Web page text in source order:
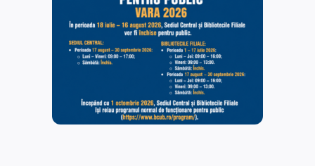
Organizator
Agence Universitaire de la Francophonie / Biblioteca
Centrală Universitară ”Carol I” / Grupul Ambasadelor,
Delegațiilor și Instituțiilor Francofone din România